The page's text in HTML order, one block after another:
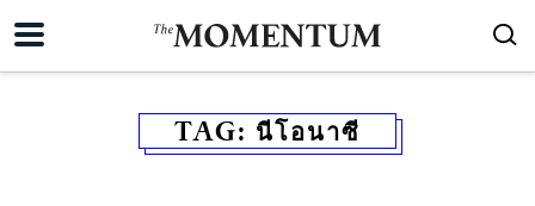
TAG: นีโอนาซี